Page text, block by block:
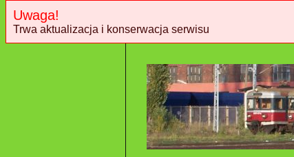
Uwaga!
Trwa aktualizacja i konserwacja serwisu